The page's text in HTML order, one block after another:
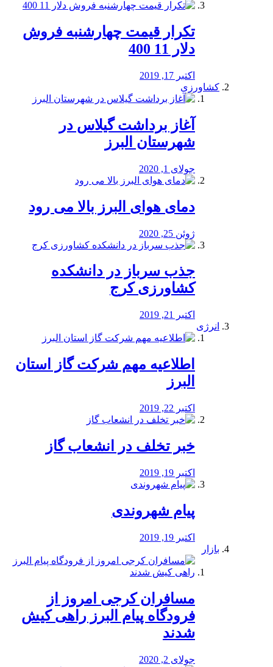
تکرار قیمت چهارشنبه فروش
دلار 11 400
اکتبر 17, 2019
کشاورزی
آغاز برداشت گیلاس در
شهرستان البرز
جولای 1, 2020
دمای هوای البرز بالا می رود
ژوئن 25, 2020
جذب سرباز در دانشکده
کشاورزی کرج
اکتبر 21, 2019
انرژی
️اطلاعیه مهم شرکت گاز استان
البرز
اکتبر 22, 2019
خبر تخلف در انشعاب گاز
اکتبر 19, 2019
پیام شهروندی
اکتبر 19, 2019
بازار
مسافران کرجی امروز از
فرودگاه پیام البرز راهی کیش
شدند
جولای 2, 2020